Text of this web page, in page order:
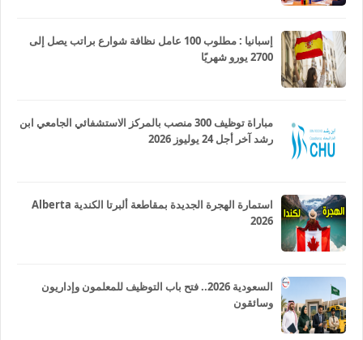
إسبانيا : مطلوب 100 عامل نظافة شوارع براتب يصل إلى
2700 يورو شهريًا
مباراة توظيف 300 منصب بالمركز الاستشفائي الجامعي ابن
رشد آخر أجل 24 يوليوز 2026
استمارة الهجرة الجديدة بمقاطعة ألبرتا الكندية Alberta
2026
السعودية 2026.. فتح باب التوظيف للمعلمون وإداريون
وسائقون